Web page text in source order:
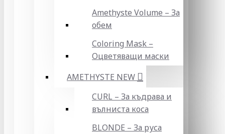
Amethyste Volume – За
обем
Coloring Mask –
Оцветяващи маски
AMETHYSTE NEW
CURL – За къдрава и
вълниста коса
BLONDE – За руса